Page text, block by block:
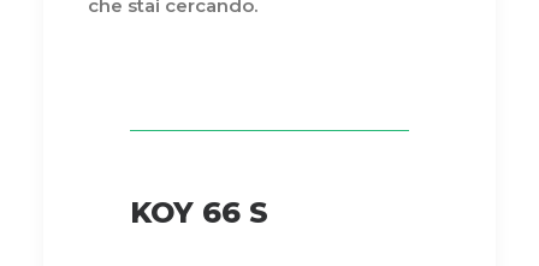
che stai cercando.
KOY 66 S